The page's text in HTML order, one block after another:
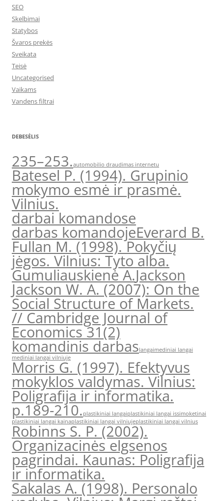
SEO
Skelbimai
Statybos
Švaros prekės
Sveikata
Teisė
Uncategorised
Vaikams
Vandens filtrai
DEBESĖLIS
235–253.automobilio draudimas internetu
Batesel P. (1994). Grupinio
mokymo esmė ir prasmė.
Vilnius.
darbai komandose
darbas komandojeEverard B.
Fullan M. (1998). Pokyčių
jėgos. Vilnius: Tyto alba.
Gumuliauskienė A.Jackson
Jackson W. A. (2007): On the
Social Structure of Markets.
// Cambridge Journal of
Economics 31(2)
komandinis darbaslangaimediniai langai
mediniai langai vilniuje
Morris G. (1997). Efektyvus
mokyklos valdymas. Vilnius:
Poligrafija ir informatika.
p.189-210. plastikiniai langaiplastikiniai langai issimoketinai
plastikiniai langai kainaplastikiniai langai vilniujeplastikiniai langai vilnius
Robinns S. P. (2002).
Organizacinės elgsenos
pagrindai. Kaunas: Poligrafija
ir informatika.
Sakalas A. (1998). Personalo